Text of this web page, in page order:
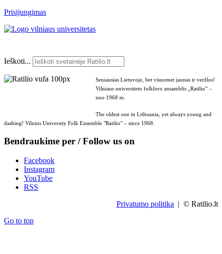
Prisijungimas
Ieškoti...
Seniausias Lietuvoje, bet visuomet jaunas ir veržlus!
Vilniaus universiteto folkloro ansamblis „Ratilio“ –
nuo 1968 m.
The oldest one in Lithuania, yet always young and
dashing! Vilnius University Folk Ensemble "Ratilio" – since 1968.
Bendraukime per / Follow us on
Facebook
Instagram
YouTube
RSS
Privatumo politika | © Ratilio.lt
Go to top